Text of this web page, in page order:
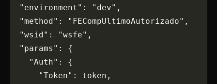
  "environment": "dev",
  "method": "FECompUltimoAutorizado",
  "wsid": "wsfe",
  "params": {
    "Auth": {
      "Token": token,